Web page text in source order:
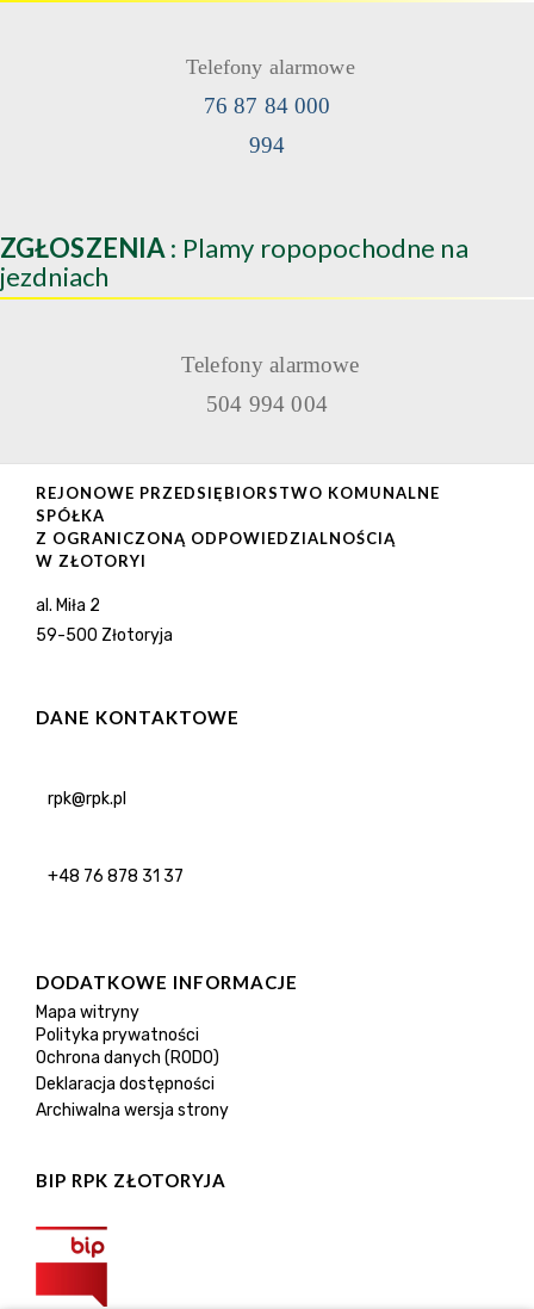
Telefony alarmowe
76 87 84 000
994
ZGŁOSZENIA : Plamy ropopochodne na
jezdniach
Telefony alarmowe
504 994 004
REJONOWE PRZEDSIĘBIORSTWO KOMUNALNE
SPÓŁKA
Z OGRANICZONĄ ODPOWIEDZIALNOŚCIĄ
W ZŁOTORYI
al. Miła 2
59-500 Złotoryja
DANE KONTAKTOWE
rpk@rpk.pl
+48 76 878 31 37
DODATKOWE INFORMACJE
Mapa witryny
Polityka prywatności
Ochrona danych (RODO)
Deklaracja dostępności
Archiwalna wersja strony
BIP RPK ZŁOTORYJA